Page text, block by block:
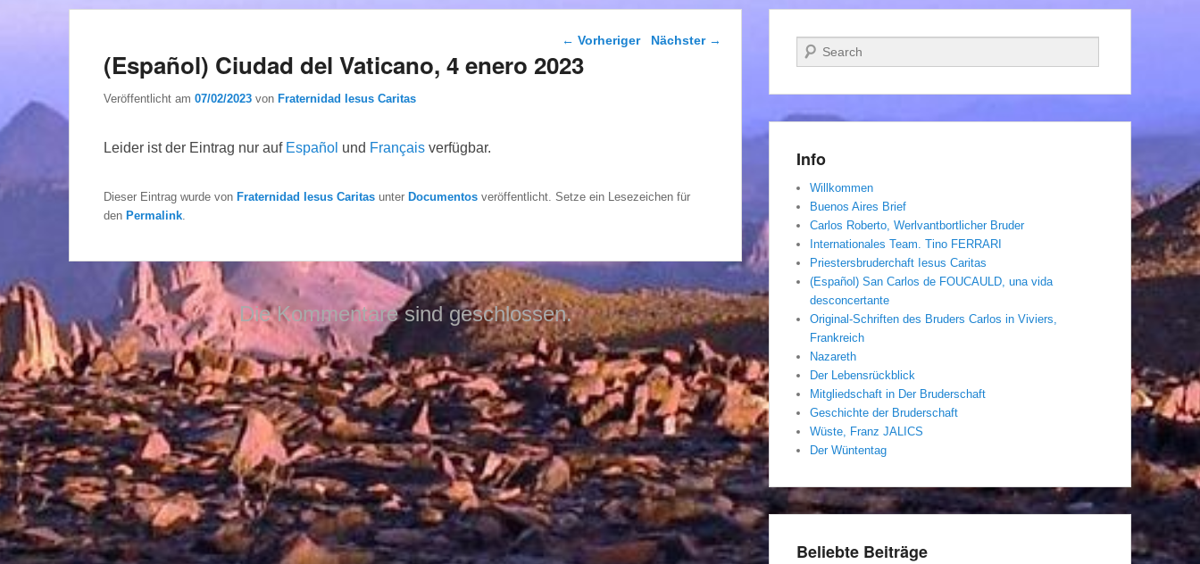
Beitragsnavigation
← Vorheriger Nächster →
(Español) Ciudad del Vaticano, 4 enero 2023
Veröffentlicht am 07/02/2023 von Fraternidad Iesus Caritas
Leider ist der Eintrag nur auf Español und Français verfügbar.
Dieser Eintrag wurde von Fraternidad Iesus Caritas unter Documentos veröffentlicht. Setze ein Lesezeichen für
den Permalink
Die Kommentare sind geschlossen.
Suchen
Info
Willkommen
Buenos Aires Brief
Carlos Roberto, Werlvantbortlicher Bruder
Internationales Team. Tino FERRARI
Priestersbruderchaft Iesus Caritas
(Español) San Carlos de FOUCAULD, una vida
desconcertante
Original-Schriften des Bruders Carlos in Viviers,
Frankreich
Nazareth
Der Lebensrückblick
Mitgliedschaft in Der Bruderschaft
Geschichte der Bruderschaft
Wüste, Franz JALICS
Der Wüntentag
Beliebte Beiträge